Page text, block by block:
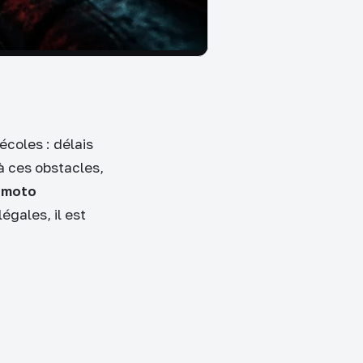
: délais
ces obstacles,
il est